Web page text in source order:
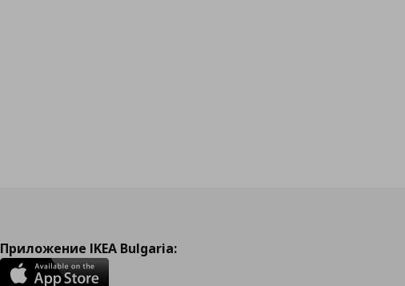
Приложение IKEA Bulgaria: